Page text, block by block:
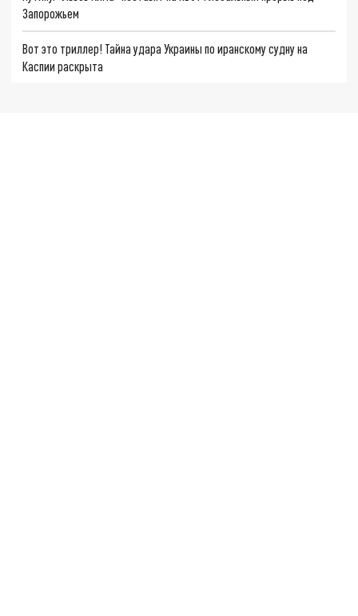
Запорожьем
Вот это триллер! Тайна удара Украины по иранскому судну на
Каспии раскрыта